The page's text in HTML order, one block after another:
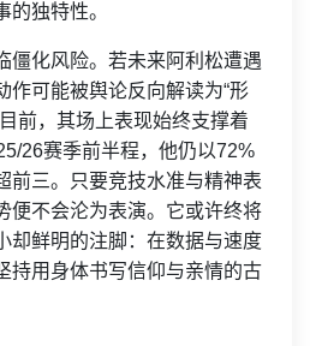
的独特性。
僵化风险。若未来阿利松遭遇
作可能被舆论反向解读为“形
前，其场上表现始终支撑着
26赛季前半程，他仍以72%
前三。只要竞技水准与精神表
便不会沦为表演。它或许终将
却鲜明的注脚：在数据与速度
持用身体书写信仰与亲情的古